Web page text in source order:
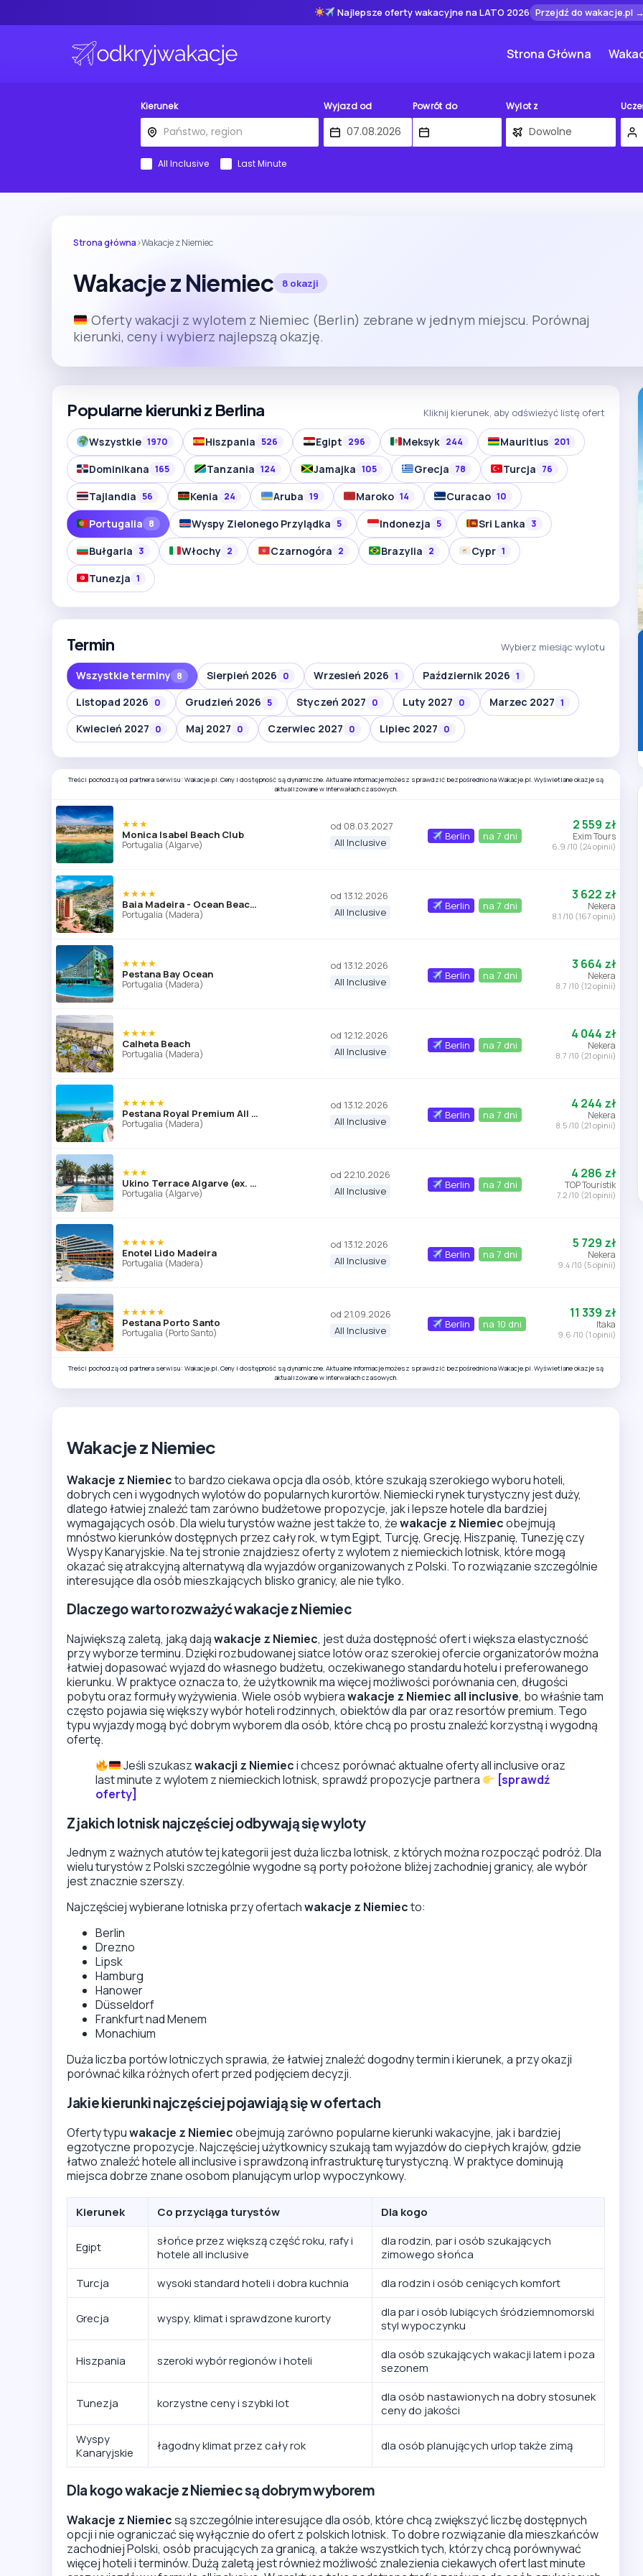
Najlepsze oferty wakacyjne na LATO 2026 Przejdź do wakacje.pl
Strona Główna
Kierunek Wyjazd od Powrót do Wylot z
All Inclusive Last Minute
Strona główna›Wakacje z Niemiec
Wakacje z Niemiec 8 okazji
Oferty wakacji z wylotem z Niemiec (Berlin) zebrane w jednym miejscu. Porównaj
kierunki, ceny i wybierz najlepszą okazję.
Popularne kierunki z Berlina Kliknij kierunek, aby odświeżyć listę ofert
Wszystkie 1970 Hiszpania 526 Egipt 296 Meksyk 244 Mauritius 201
Dominikana 165 Tanzania 124 Jamajka 105 Grecja 78 Turcja 76
Tajlandia 56 Kenia 24 Aruba 19 Maroko 14 Curacao 10
Portugalia 8 Wyspy Zielonego Przylądka 5 Indonezja 5 Sri Lanka 3
Bułgaria 3 Włochy 2 Czarnogóra 2 Brazylia 2 Cypr 1
Tunezja 1
Termin Wybierz miesiąc wylotu
Wszystkie terminy 8 Sierpień 2026 0 Wrzesień 2026 1 Październik 2026 1
Listopad 2026 0 Grudzień 2026 5 Styczeń 2027 0 Luty 2027 0 Marzec 2027 1
Kwiecień 2027 0 Maj 2027 0 Czerwiec 2027 0 Lipiec 2027 0
Treści pochodzą od partnera serwisu: Wakacje.pl. Ceny i dostępność są dynamiczne. Aktualne informacje możesz sprawdzić bezpośrednio na Wakacje.pl. Wyświetlane okazje są
aktualizowane w interwałach czasowych.
★★★
Monica Isabel Beach Club
Portugalia (Algarve)
od 08.03.2027
All Inclusive
Berlin na 7 dni
2 559 zł
Exim Tours
6.9 /10 (24 opinii)
★★★★
Baia Madeira - Ocean Beachfront (ex. Dom Pedro Madeira Ocean Beach)
Portugalia (Madera)
od 13.12.2026
All Inclusive
Berlin na 7 dni
3 622 zł
Nekera
8.1 /10 (167 opinii)
★★★★
Pestana Bay Ocean
Portugalia (Madera)
od 13.12.2026
All Inclusive
Berlin na 7 dni
3 664 zł
Nekera
8.7 /10 (12 opinii)
★★★★
Calheta Beach
Portugalia (Madera)
od 12.12.2026
All Inclusive
Berlin na 7 dni
4 044 zł
Nekera
8.7 /10 (21 opinii)
★★★★★
Pestana Royal Premium All Inclusive Ocean & Spa
Portugalia (Madera)
od 13.12.2026
All Inclusive
Berlin na 7 dni
4 244 zł
Nekera
8.5 /10 (21 opinii)
★★★
Ukino Terrace Algarve (ex. Be Smart Terrace)
Portugalia (Algarve)
od 22.10.2026
All Inclusive
Berlin na 7 dni
4 286 zł
TOP Touristik
7.2 /10 (21 opinii)
★★★★★
Enotel Lido Madeira
Portugalia (Madera)
od 13.12.2026
All Inclusive
Berlin na 7 dni
5 729 zł
Nekera
9.4 /10 (5 opinii)
★★★★★
Pestana Porto Santo
Portugalia (Porto Santo)
od 21.09.2026
All Inclusive
Berlin na 10 dni
11 339 zł
Itaka
9.6 /10 (1 opinii)
Treści pochodzą od partnera serwisu: Wakacje.pl. Ceny i dostępność są dynamiczne. Aktualne informacje możesz sprawdzić bezpośrednio na Wakacje.pl. Wyświetlane okazje są
aktualizowane w interwałach czasowych.
Wakacje z Niemiec
Wakacje z Niemiecto bardzo ciekawa opcja dla osób, które szukają szerokiego wyboru hoteli,
dobrych cen i wygodnych wylotów do popularnych kurortów. Niemiecki rynek turystyczny jest duży,
dlatego łatwiej znaleźć tam zarówno budżetowe propozycje, jak i lepsze hotele dla bardziej
wymagających osób. Dla wielu turystów ważne jest także to, żewakacje z Niemiecobejmują
mnóstwo kierunków dostępnych przez cały rok, w tym Egipt, Turcję, Grecję, Hiszpanię, Tunezję czy
Wyspy Kanaryjskie. Na tej stronie znajdziesz oferty z wylotem z niemieckich lotnisk, które mogą
okazać się atrakcyjną alternatywą dla wyjazdów organizowanych z Polski. To rozwiązanie szczególnie
interesujące dla osób mieszkających blisko granicy, ale nie tylko.
Dlaczego warto rozważyć wakacje z Niemiec
Największą zaletą, jaką dająwakacje z Niemiec, jest duża dostępność ofert i większa elastyczność
przy wyborze terminu. Dzięki rozbudowanej siatce lotów oraz szerokiej ofercie organizatorów można
łatwiej dopasować wyjazd do własnego budżetu, oczekiwanego standardu hotelu i preferowanego
kierunku. W praktyce oznacza to, że użytkownik ma więcej możliwości porównania cen, długości
pobytu oraz formuły wyżywienia. Wiele osób wybierawakacje z Niemiec all inclusive, bo właśnie tam
często pojawia się większy wybór hoteli rodzinnych, obiektów dla par oraz resortów premium. Tego
typu wyjazdy mogą być dobrym wyborem dla osób, które chcą po prostu znaleźć korzystną i wygodną
ofertę.
Jeśli szukaszwakacji z Niemieci chcesz porównać aktualne oferty all inclusive oraz
last minute z wylotem z niemieckich lotnisk, sprawdź propozycje partnera
[sprawdź
oferty]
Z jakich lotnisk najczęściej odbywają się wyloty
Jednym z ważnych atutów tej kategorii jest duża liczba lotnisk, z których można rozpocząć podróż. Dla
wielu turystów z Polski szczególnie wygodne są porty położone bliżej zachodniej granicy, ale wybór
jest znacznie szerszy.
Najczęściej wybierane lotniska przy ofertachwakacje z Niemiecto:
Berlin
Drezno
Lipsk
Hamburg
Hanower
Düsseldorf
Frankfurt nad Menem
Monachium
Duża liczba portów lotniczych sprawia, że łatwiej znaleźć dogodny termin i kierunek, a przy okazji
porównać kilka różnych ofert przed podjęciem decyzji.
Jakie kierunki najczęściej pojawiają się w ofertach
Oferty typuwakacje z Niemiecobejmują zarówno popularne kierunki wakacyjne, jak i bardziej
egzotyczne propozycje. Najczęściej użytkownicy szukają tam wyjazdów do ciepłych krajów, gdzie
łatwo znaleźć hotele all inclusive i sprawdzoną infrastrukturę turystyczną. W praktyce dominują
miejsca dobrze znane osobom planującym urlop wypoczynkowy.
Kierunek Co przyciąga turystów Dla kogo
Egipt
słońce przez większą część roku, rafy i
hotele all inclusive
dla rodzin, par i osób szukających
zimowego słońca
Turcja
wysoki standard hoteli i dobra kuchnia dla rodzin i osób ceniących komfort
Grecja wyspy, klimat i sprawdzone kurorty
dla par i osób lubiących śródziemnomorski
styl wypoczynku
Hiszpania szeroki wybór regionów i hoteli
dla osób szukających wakacji latem i poza
sezonem
Tunezja korzystne ceny i szybki lot
dla osób nastawionych na dobry stosunek
ceny do jakości
Wyspy
Kanaryjskie
łagodny klimat przez cały rok dla osób planujących urlop także zimą
Dla kogo wakacje z Niemiec są dobrym wyborem
Wakacje z Niemiecsą szczególnie interesujące dla osób, które chcą zwiększyć liczbę dostępnych
opcji i nie ograniczać się wyłącznie do ofert z polskich lotnisk. To dobre rozwiązanie dla mieszkańców
zachodniej Polski, osób pracujących za granicą, a także wszystkich tych, którzy chcą porównywać
więcej hoteli i terminów. Dużą zaletą jest również możliwość znalezienia ciekawych ofert last minute